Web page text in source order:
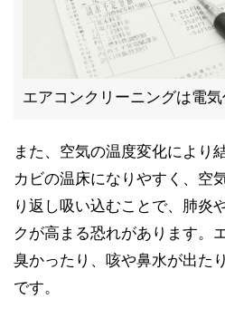
エアコンクリーニングは電
また、空気の温度変化により
カビの温床になりやすく、空
り返し吸い込むことで、肺炎
クが高まる恐れがあります。
臭かったり、咳や鼻水が出た
です。